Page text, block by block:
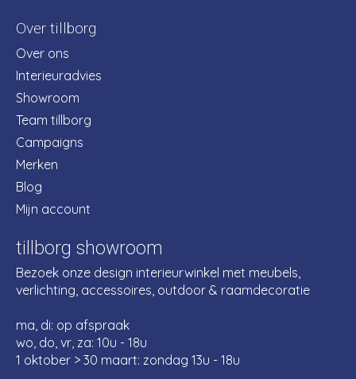
Over tillborg
Over ons
Interieuradvies
Showroom
Team tillborg
Campaigns
Merken
Blog
Mijn account
tillborg showroom
Bezoek onze design interieurwinkel met meubels,
verlichting, accessoires, outdoor & raamdecoratie
ma, di: op afspraak
wo, do, vr, za: 10u - 18u
1 oktober > 30 maart: zondag 13u - 18u